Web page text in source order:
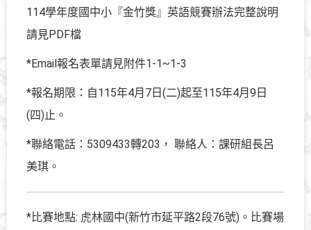
114學年度國中小『金竹獎』英語競賽辦法完整說明
請見PDF檔
*Email報名表單請見附件1-1~1-3
*報名期限：自115年4月7日(二)起至115年4月9日
(四)止。
*聯絡電話：5309433轉203， 聯絡人：課研組長呂
美琪。
*比賽地點: 虎林國中(新竹市延平路2段76號)。比賽場